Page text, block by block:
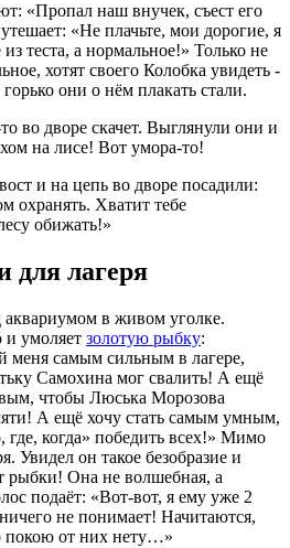
«Пропал наш внучек, съест его
«Не плачьте, мои дорогие, я
теста, а нормальное!» Только не
хотят своего Колобка увидеть -
они о нём плакать стали.
во дворе скачет. Выглянули они и
на лисе! Вот умора-то!
и на цепь во дворе посадили:
охранять. Хватит тебе
обижать!»
для лагеря
в живом уголке.
и умоляет золотую рыбку:
меня самым сильным в лагере,
Самохина мог свалить! А ещё
чтобы Люська Морозова
А ещё хочу стать самым умным,
когда» победить всех!» Мимо
Увидел он такое безобразие и
рыбки! Она не волшебная, а
подаёт: «Вот-вот, я ему уже 2
не понимает! Начитаются,
покою от них нету…»